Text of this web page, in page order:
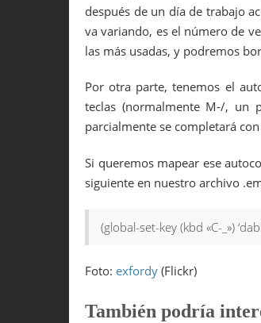
después de un día de trabajo
va variando, es el número de
las más usadas, y podremos
Por otra parte, tenemos el
teclas (normalmente M-/, un
parcialmente se completará
Si queremos mapear ese
siguiente en nuestro archivo
(global-set-key (kbd «C-_»)
Foto: exfordy (Flickr)
También podría